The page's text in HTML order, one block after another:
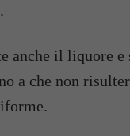
anche il liquore e
a che non